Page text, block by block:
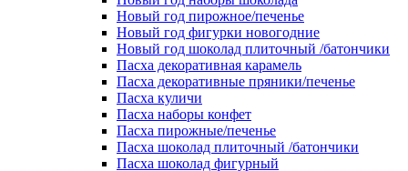
Новый год пирожное/печенье
Новый год фигурки новогодние
Новый год шоколад плиточный /батончики
Пасха декоративная карамель
Пасха декоративные пряники/печенье
Пасха куличи
Пасха наборы конфет
Пасха пирожные/печенье
Пасха шоколад плиточный /батончики
Пасха шоколад фигурный